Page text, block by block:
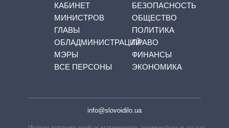
КАБИНЕТ
МИНИСТРОВ
ГЛАВЫ
ОБЛАДМИНИСТРАЦИЙ
МЭРЫ
ВСЕ ПЕРСОНЫ
БЕЗОПАСНОСТЬ
ОБЩЕСТВО
ПОЛИТИКА
ПРАВО
ФИНАНСЫ
ЭКОНОМИКА
info@slovoidilo.ua